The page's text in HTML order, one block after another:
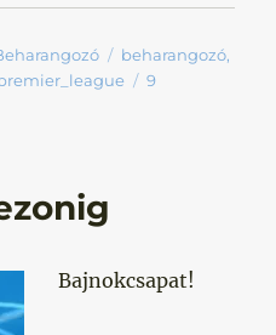
Címke
beharangozó,
9
Bajnokcsapat!